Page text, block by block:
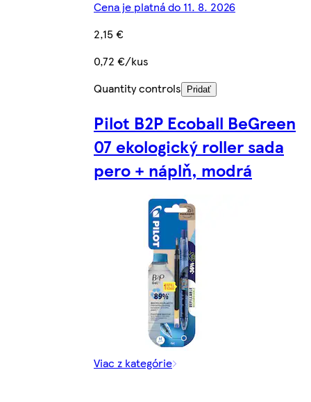
Cena je platná do 11. 8. 2026
2,15 €
0,72 €/kus
Quantity controls
Pridať
Pilot B2P Ecoball BeGreen
07 ekologický roller sada
pero + náplň, modrá
Viac z kategórie